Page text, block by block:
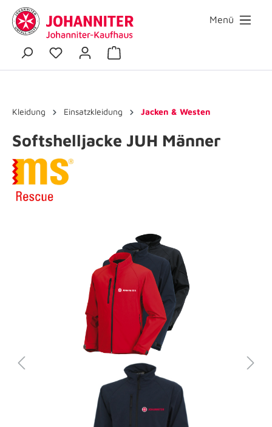
Menü
Kleidung Einsatzkleidung Jacken & Westen
Softshelljacke JUH Männer